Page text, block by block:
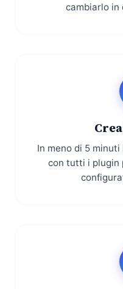
cambiarlo in
In meno di 5
con tutti i plugin